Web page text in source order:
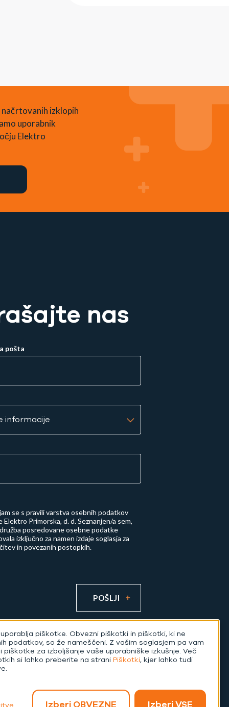
načrtovanih izklopih
uporabnik
Elektro
nas
pošta
se s pravili varstva osebnih podatkov
Elektro Primorska, d. d.Seznanjen/a sem,
posredovane osebne podatke
izključno za namen izdaje soglasja za
in povezanih postopkih.
POŠLJI
piškotke. Obvezni piškotki in piškotki, ki ne
podatkov, so že nameščeni. Z vašim soglasjem pa vam
piškotke za izboljšanje vaše uporabniške izkušnje. Več
si lahko preberite na strani Piškotki, kjer lahko tudi
Izberi OBVEZNE Izberi VSE